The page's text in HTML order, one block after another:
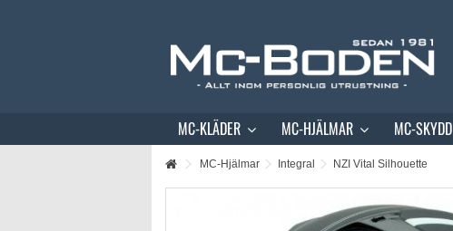
MC-KLÄDER MC-HJÄLMAR MC-SKYDD
MC-Hjälmar Integral NZI Vital Silhouette